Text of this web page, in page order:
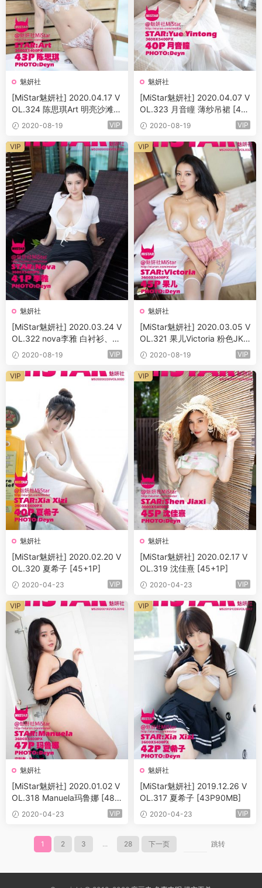
魅妍社
[MiStar魅妍社] 2020.04.17 V
OL.324 陈思琪Art 明亮沙滩外
拍系列 [43+1P]
2020-08-19 VIP
魅妍社
[MiStar魅妍社] 2020.04.07 V
OL.323 月音瞳 薄纱吊裙 [40
+1P]2020-08-19 VIP
魅妍社
[MiStar魅妍社] 2020.03.24 V
OL.322 nova李雅 白衬衫、超
短裙私房写真系列 [41+1P]
2020-08-19 VIP
VIP
魅妍社
[MiStar魅妍社] 2020.03.05 V
OL.321 果儿Victoria 粉色JK
制服装扮 [45+1P]
2020-08-19 VIP
VIP
魅妍社
[MiStar魅妍社] 2020.02.20 V
OL.320 夏希子 [45+1P]
2020-04-23 VIP
VIP
魅妍社
[MiStar魅妍社] 2020.02.17 V
OL.319 沈佳熹 [45+1P]
2020-04-23 VIP
VIP
魅妍社
[MiStar魅妍社] 2020.01.02 V
OL.318 Manuela玛鲁娜 [48P
83MB]
2020-04-23 VIP
VIP
魅妍社
[MiStar魅妍社] 2019.12.26 V
OL.317 夏希子 [43P90MB]
2020-04-23 VIP
VIP
1 2 3 ... 28 下一页 跳转